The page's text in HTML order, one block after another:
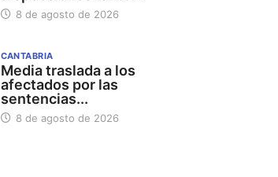
8 de agosto de 2026
CANTABRIA
Media traslada a los
afectados por las
sentencias...
8 de agosto de 2026